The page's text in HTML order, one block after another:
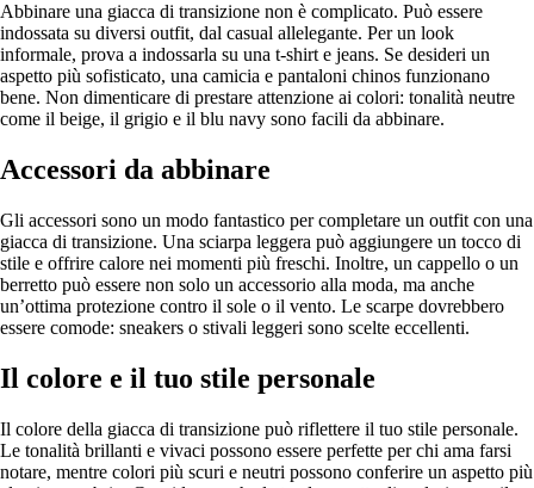
Abbinare una giacca di transizione non è complicato. Può essere
indossata su diversi outfit, dal casual allelegante. Per un look
informale, prova a indossarla su una t-shirt e jeans. Se desideri un
aspetto più sofisticato, una camicia e pantaloni chinos funzionano
bene. Non dimenticare di prestare attenzione ai colori: tonalità neutre
come il beige, il grigio e il blu navy sono facili da abbinare.
Accessori da abbinare
Gli accessori sono un modo fantastico per completare un outfit con una
giacca di transizione. Una sciarpa leggera può aggiungere un tocco di
stile e offrire calore nei momenti più freschi. Inoltre, un cappello o un
berretto può essere non solo un accessorio alla moda, ma anche
un’ottima protezione contro il sole o il vento. Le scarpe dovrebbero
essere comode: sneakers o stivali leggeri sono scelte eccellenti.
Il colore e il tuo stile personale
Il colore della giacca di transizione può riflettere il tuo stile personale.
Le tonalità brillanti e vivaci possono essere perfette per chi ama farsi
notare, mentre colori più scuri e neutri possono conferire un aspetto più